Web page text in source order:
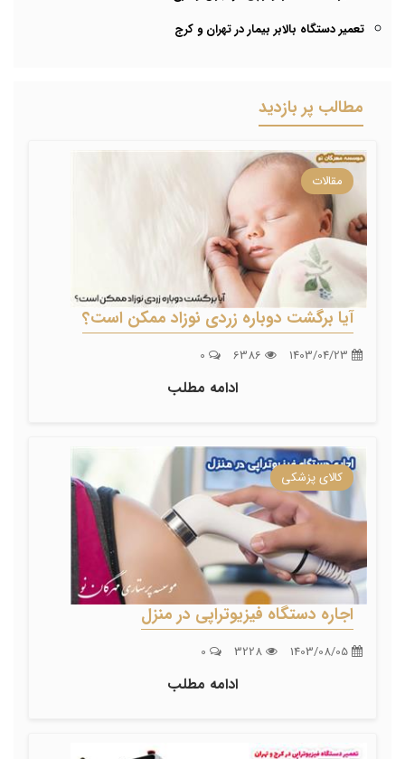
تعمیر دستگاه بالابر بیمار در تهران و کرج
مطالب پر بازدید
مقالات
آیا برگشت دوباره زردی نوزاد ممکن است؟
ادامه مطلب
کالای پزشکی
اجاره دستگاه فیزیوتراپی در منزل
ادامه مطلب